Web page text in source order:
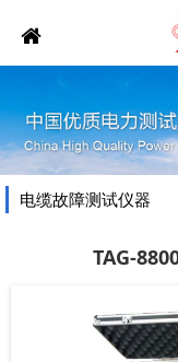
电缆故障测试仪器
TAG-